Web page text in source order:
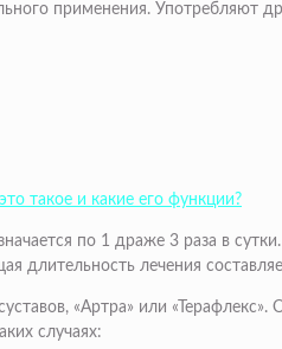
применения. Употребляют
такое и какие его функции?
по 1 драже 3 раза в
длительность лечения
«Артра» или
случаях: